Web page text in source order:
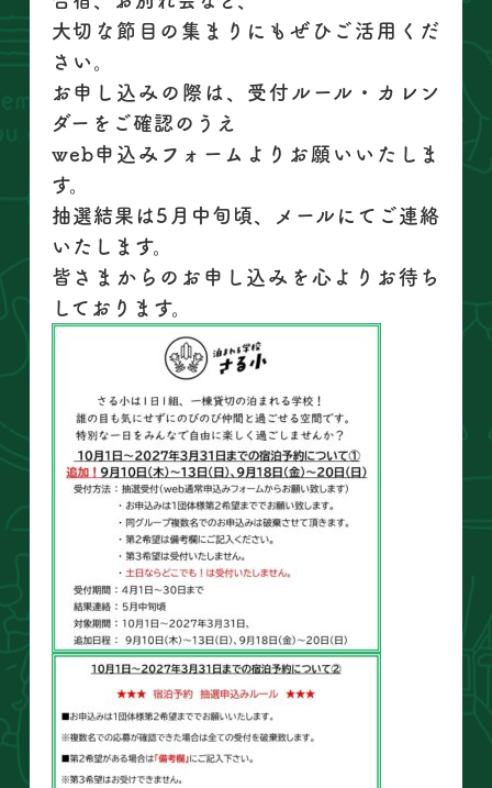
大切な節目の集まりにもぜひご活用くだ
さい。
お申し込みの際は、受付ルール・カレン
ダーをご確認のうえ
web申込みフォームよりお願いいたしま
す。
抽選結果は5月中旬頃、メールにてご連絡
いたします。
皆さまからのお申し込みを心よりお待ち
しております。